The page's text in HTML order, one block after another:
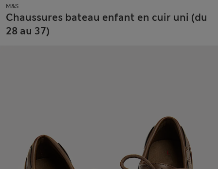
M&S
Chaussures bateau enfant en cuir uni (du
28 au 37)